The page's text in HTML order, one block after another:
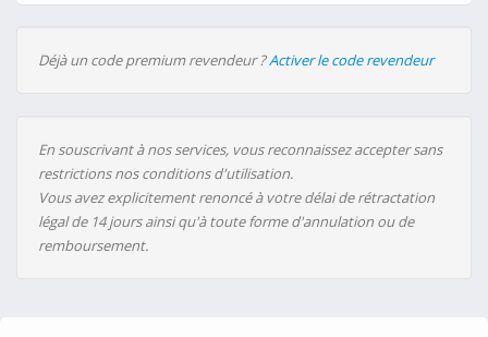
Déjà un code premium revendeur ?Activer le code revendeur
En souscrivant à nos services, vous reconnaissez accepter sans
restrictions nos conditions d'utilisation.
Vous avez explicitement renoncé à votre délai de rétractation
légal de 14 jours ainsi qu'à toute forme d'annulation ou de
remboursement.